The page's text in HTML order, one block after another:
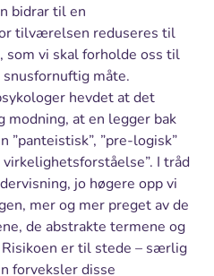
bidrar til en
tilværelsen reduseres til
vi skal forholde oss til
snusfornuftig måte.
hevdet at det
at en legger bak
”panteistisk”, ”pre-logisk”
I tråd
jo høgere opp vi
mer og mer preget av de
de abstrakte termene og
er til stede – særlig
forveksler disse